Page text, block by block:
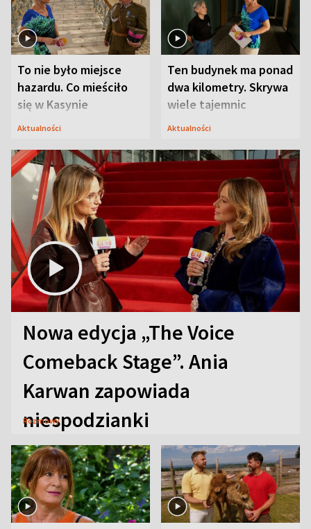
To nie było miejsce
hazardu. Co mieściło
się w Kasynie
Oficerskim?
Aktualności
Ten budynek ma ponad
dwa kilometry. Skrywa
wiele tajemnic
Aktualności
Nowa edycja „The Voice
Comeback Stage”. Ania
Karwan zapowiada
niespodzianki
Rozmowy